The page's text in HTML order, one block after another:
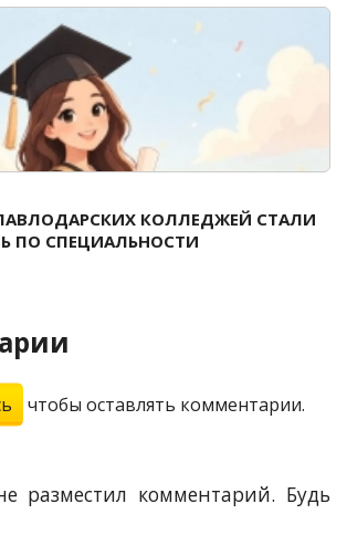
КОЛЛЕДЖЕЙ СТАЛИ
ПО СПЕЦИАЛЬНОСТИ
чтобы оставлять комментарии.
разместил комментарий. Будь